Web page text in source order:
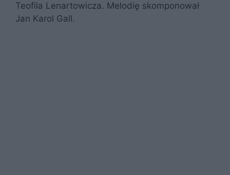
Teofila Lenartowicza. Melodię skomponował
Jan Karol Gall.